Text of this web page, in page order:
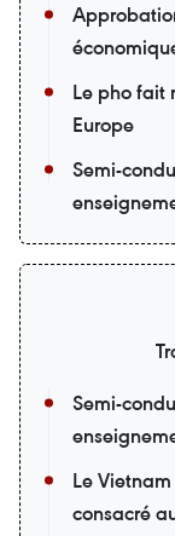
Le pho fait
Europe
Semi-
Semi-
Le
consacré